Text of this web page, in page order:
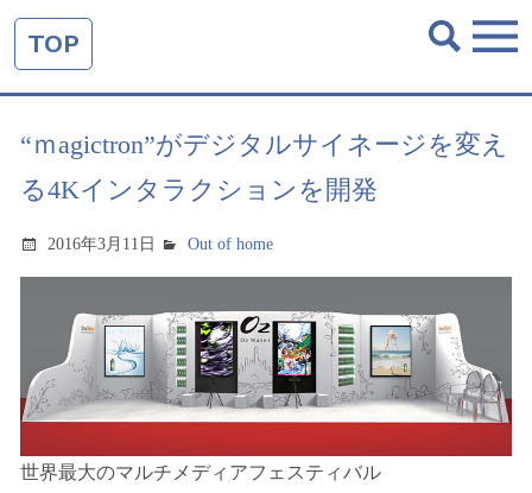
TOP
“ｍagictron”がデジタルサイネージを変え
る4Kインタラクションを開発
2016年3月11日 Out of home
世界最大のマルチメディアフェスティバル